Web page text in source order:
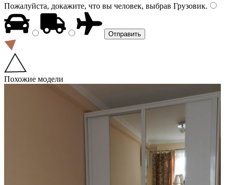
Пожалуйста, докажите, что вы человек, выбрав Грузовик.
Похожие модели